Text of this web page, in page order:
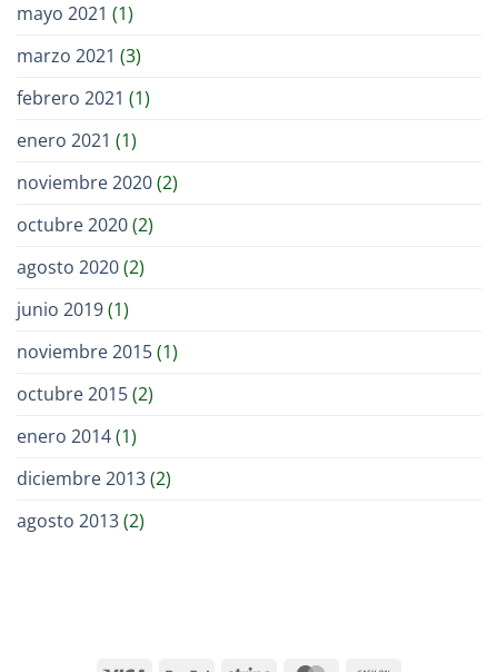
mayo 2021 (1)
marzo 2021 (3)
febrero 2021 (1)
enero 2021 (1)
noviembre 2020(2)
octubre 2020(2)
agosto 2020(2)
junio 2019(1)
noviembre 2015(1)
octubre 2015(2)
enero 2014(1)
diciembre 2013(2)
agosto 2013(2)